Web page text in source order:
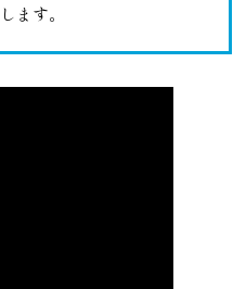
ます。